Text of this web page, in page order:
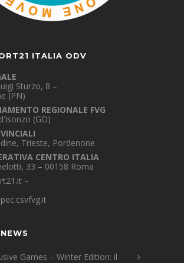
ITALIA ODV
Sturzo, 8 –
(PN)
REGIONALE FVG
(GO)
Trieste, Pordenone
CENTRO ITALIA
33 – 00158 Roma
–
Games – Winter Edition: il